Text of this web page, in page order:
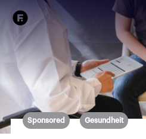
Sponsored Gesundheit